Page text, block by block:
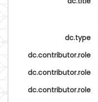
dc.type
dc.contributor.role
dc.contributor.role
dc.contributor.role